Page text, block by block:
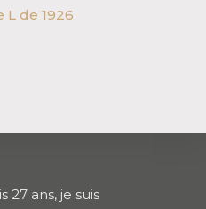
L de 1926
27 ans, je suis